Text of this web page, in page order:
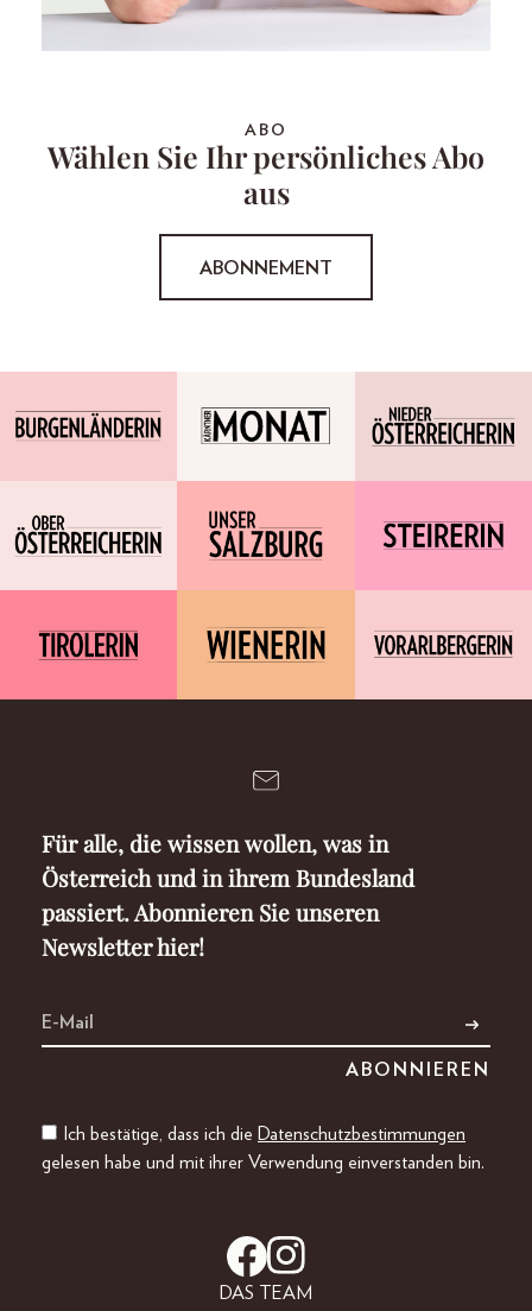
ABO
Wählen Sie Ihr persönliches Abo
aus
ABONNEMENT
Für alle, die wissen wollen, was in
Österreich und in ihrem Bundesland
passiert. Abonnieren Sie unseren
Newsletter hier!
Ich bestätige, dass ich die Datenschutzbestimmungen
gelesen habe und mit ihrer Verwendung einverstanden bin.
DAS TEAM